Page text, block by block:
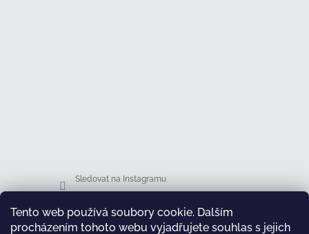
Tento web používá soubory cookie. Dalším
procházením tohoto webu vyjadřujete souhlas s jejich
Sledovat na Instagramu
Facebook